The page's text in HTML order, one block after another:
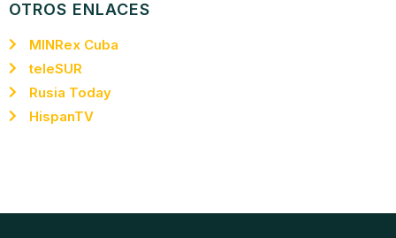
OTROS ENLACES
MINRex Cuba
teleSUR
Rusia Today
HispanTV